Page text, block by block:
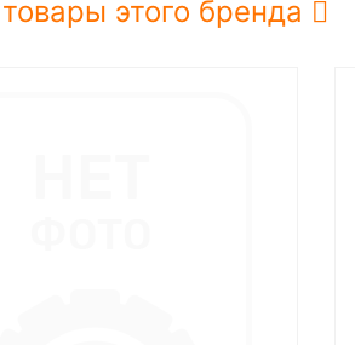
этого бренда